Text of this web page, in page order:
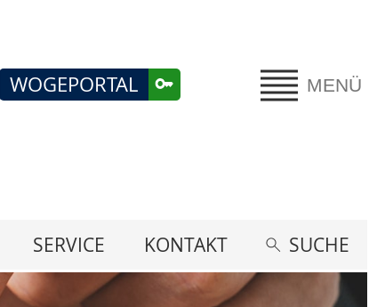
MENÜ
WOGEPORTAL
SERVICE KONTAKT SUCHE